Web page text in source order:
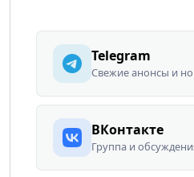
Telegram
Свежие анонсы и
ВКонтакте
Группа и